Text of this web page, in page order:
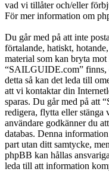
vad vi tillåter och/eller
För mer information om
Du går med på att inte
förtalande, hatiskt,
material som kan bryta
“SAILGUIDE.com” finns,
detta så kan det leda till
att vi kontaktar din
sparas. Du går med på att
redigera, flytta eller stänga
användare godkänner du
databas. Denna
part utan ditt samtycke,
phpBB kan hållas
leda till att information